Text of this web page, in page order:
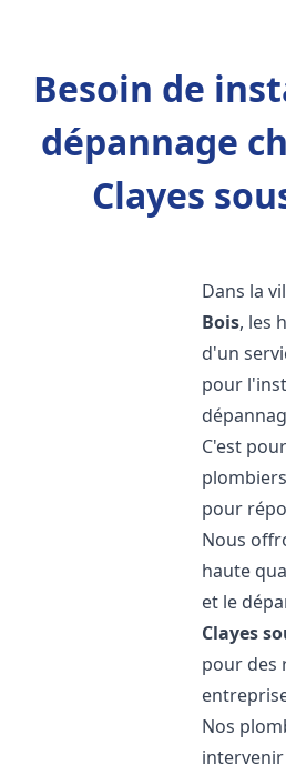
Besoin de
dépannage
Clayes
Dans la
Bois, les
d'un
pour
C'est
pour
Nous
haute
et le
Clayes
pour des
Nos